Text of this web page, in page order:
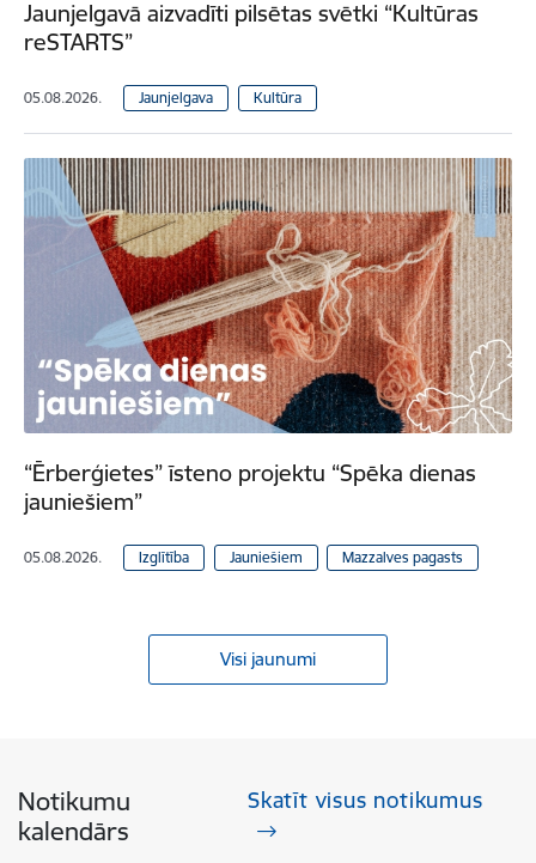
Jaunjelgavā aizvadīti pilsētas svētki “Kultūras
reSTARTS”
05.08.2026. Jaunjelgava Kultūra
“Ērberģietes” īsteno projektu “Spēka dienas
jauniešiem”
05.08.2026. Izglītība Jauniešiem Mazzalves pagasts
Visi jaunumi
Notikumu
kalendārs
Skatīt visus notikumus